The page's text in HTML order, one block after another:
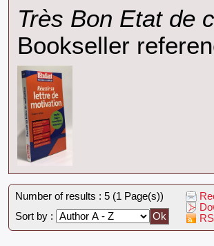
‎Très Bon Etat de
Bookseller
Number of results : 5 (1 Page(s))
Sort by :